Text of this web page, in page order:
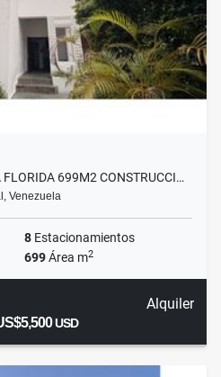
FLORIDA 699M2 CONSTRUCCI…
Venezuela
8 Estacionamientos
699Área m2
Alquiler
USD